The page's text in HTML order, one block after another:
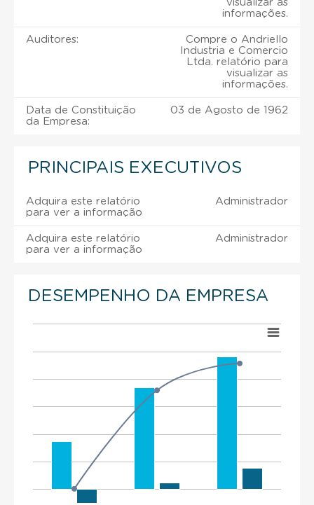
visualizar as
informações.
Auditores:
Compre o Andriello
Industria e Comercio
Ltda. relatório para
visualizar as
informações.
Data de Constituição
da Empresa:
03 de Agosto de 1962
PRINCIPAIS EXECUTIVOS
Adquira este relatório
para ver a informação
Administrador
Adquira este relatório
para ver a informação
Administrador
DESEMPENHO DA EMPRESA